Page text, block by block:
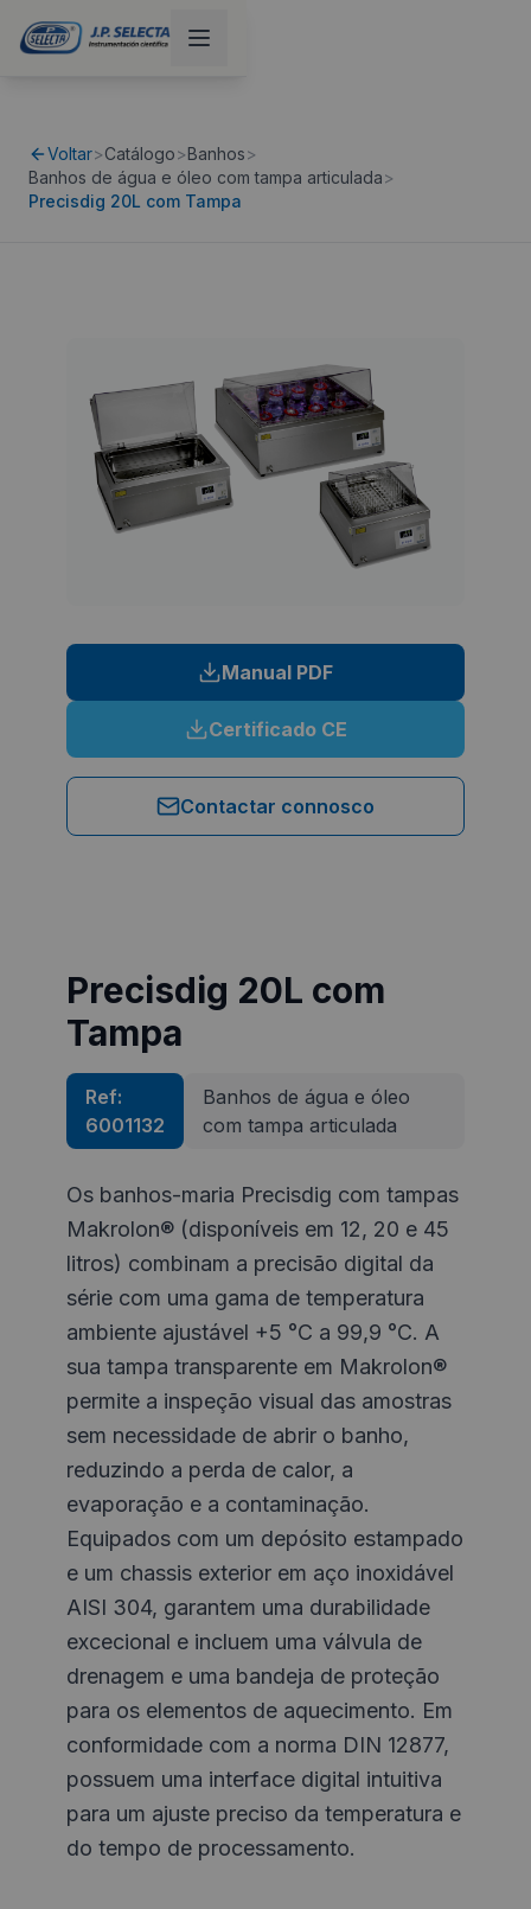
Voltar>Catálogo>Banhos>
Banhos de água e óleo com tampa articulada>
Precisdig 20L com Tampa
Manual PDF
Certificado CE
Contactar connosco
Precisdig 20L com
Tampa
Ref:
6001132
Banhos de água e óleo
com tampa articulada
Os banhos-maria Precisdig com tampas
Makrolon® (disponíveis em 12, 20 e 45
litros) combinam a precisão digital da
série com uma gama de temperatura
ambiente ajustável +5 °C a 99,9 °C. A
sua tampa transparente em Makrolon®
permite a inspeção visual das amostras
sem necessidade de abrir o banho,
reduzindo a perda de calor, a
evaporação e a contaminação.
Equipados com um depósito estampado
e um chassis exterior em aço inoxidável
AISI 304, garantem uma durabilidade
excecional e incluem uma válvula de
drenagem e uma bandeja de proteção
para os elementos de aquecimento. Em
conformidade com a norma DIN 12877,
possuem uma interface digital intuitiva
para um ajuste preciso da temperatura e
do tempo de processamento.